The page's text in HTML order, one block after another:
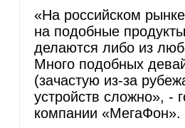
«На российском
на подобные
делаются либо из
Много подобных
(зачастую из-за
устройств сложно», -
компании «МегаФон».